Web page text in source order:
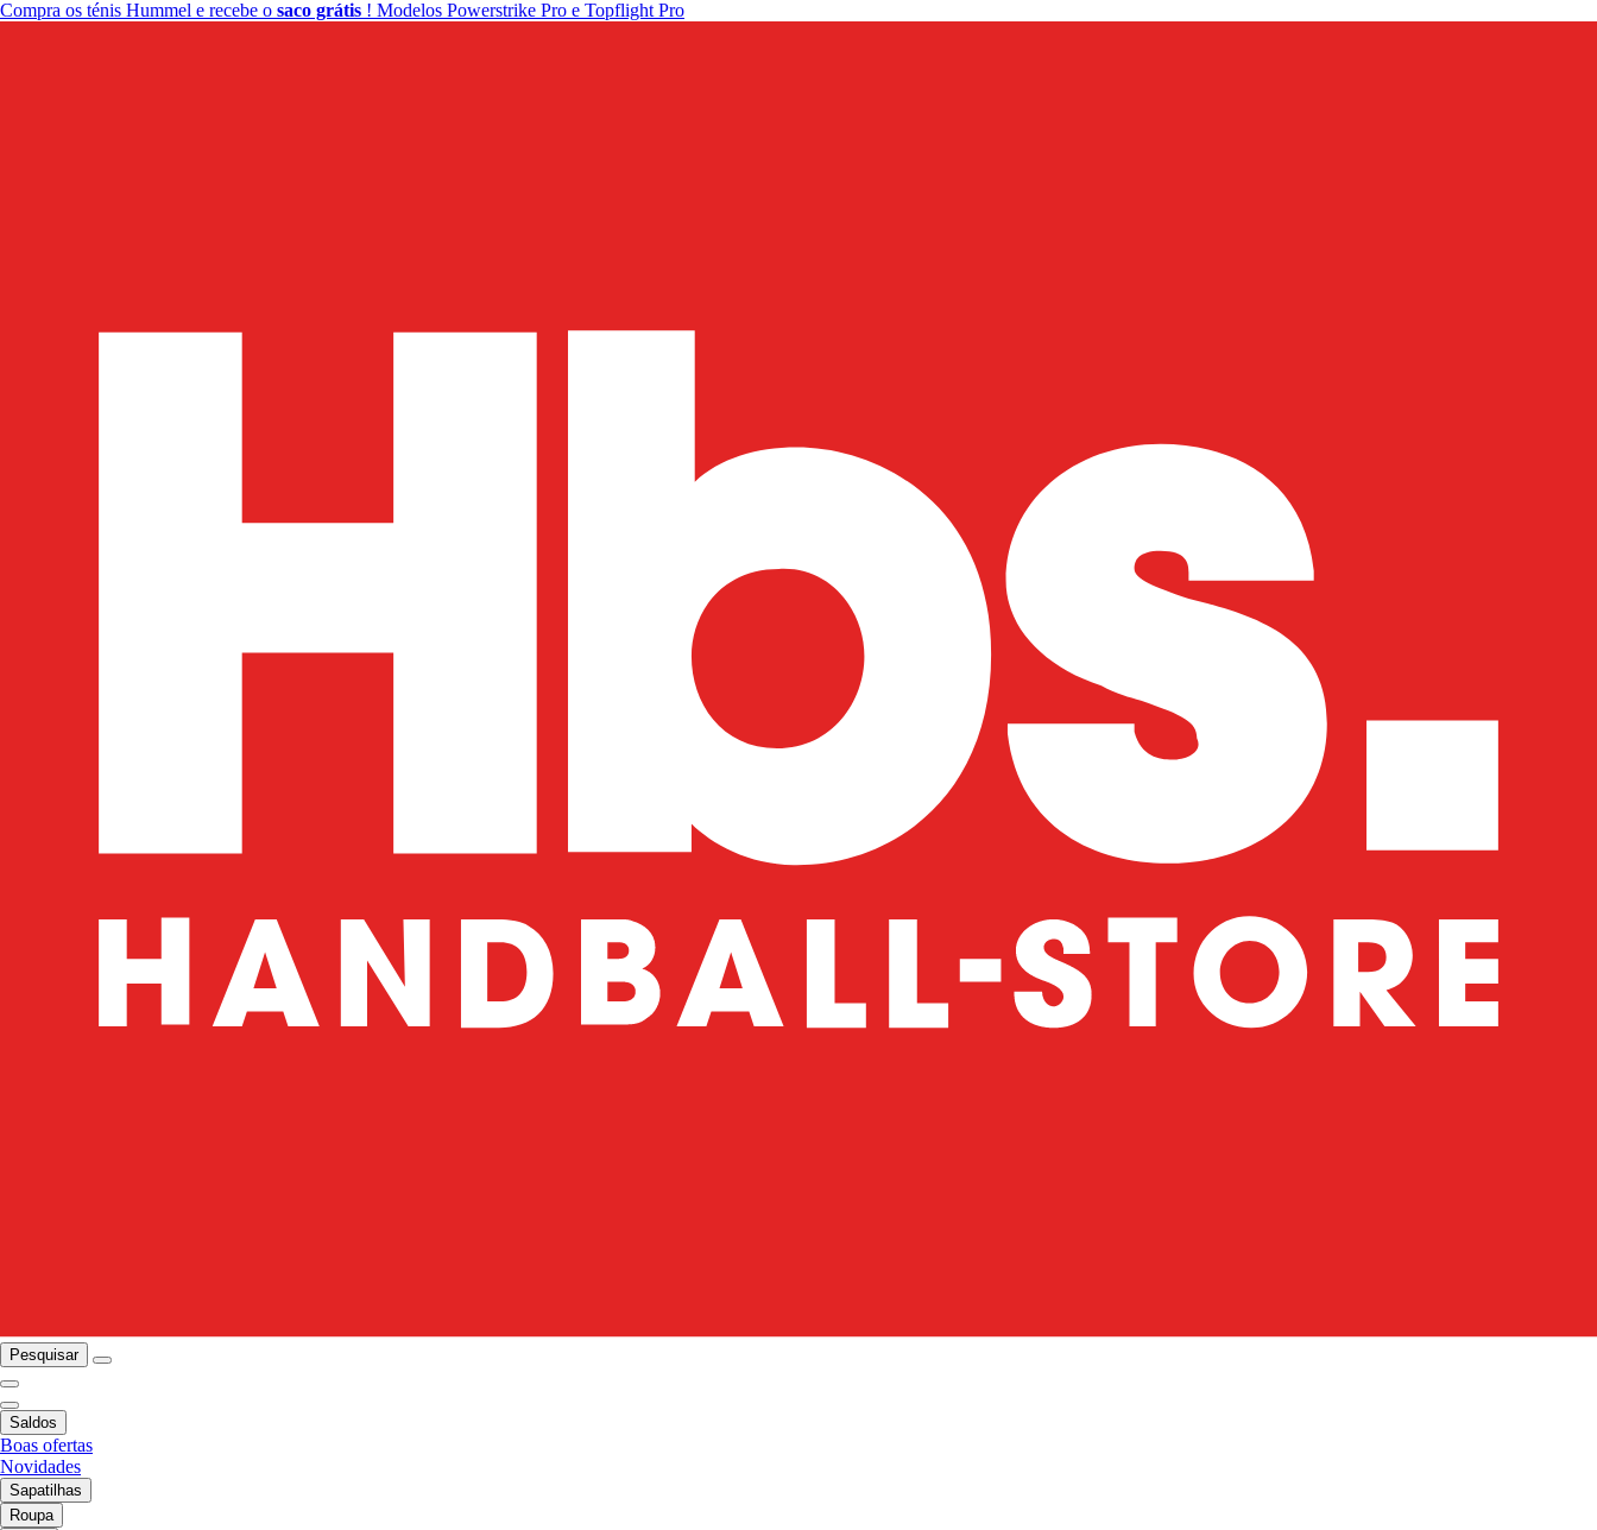
Compra os ténis Hummel e recebe o saco grátis ! Modelos Powerstrike Pro e Topflight Pro
Pesquisar
Saldos
Boas ofertas
Novidades
Sapatilhas
Roupa